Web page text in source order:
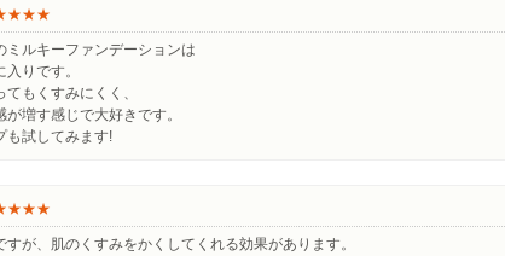
ミルキーファンデーションは
りです。
てもくすみにくく、
が増す感じで大好きです。
も試してみます!
すが、肌のくすみをかくしてくれる効果があります。